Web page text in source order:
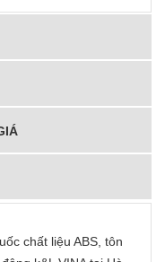
chất liệu ABS, tôn